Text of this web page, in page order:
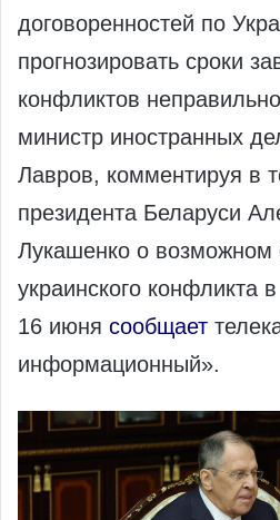
договоренностей по
прогнозировать сроки
конфликтов
министр иностранных
Лавров, комментируя в
президента Беларуси
Лукашенко о возможном
украинского конфликта
16 июня сообщает
информационный».